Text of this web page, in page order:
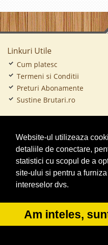
Website-ul utilizeaza
detaliile de conectare,
statistici cu scopul de a
site-ului si pentru a
intereselor dvs.
Am inteles,
Linkuri Utile
Cum platesc
Termeni si Conditii
Preturi Abonamente
Sustine Brutari.ro
FirmaTractariAuto.ro
Service-Reparatii.com
Servicii-DDD.com
Gradinita Particulara
Ambalaje Romania
CentruInchirieri.ro
NonStopDeschis.ro